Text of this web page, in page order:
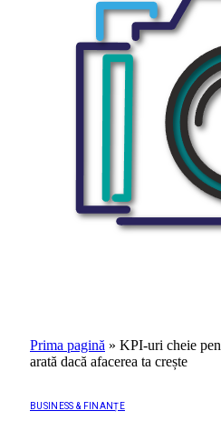
Prima pagină » KPI-uri cheie
arată dacă afacerea ta crește
BUSINESS & FINANȚE